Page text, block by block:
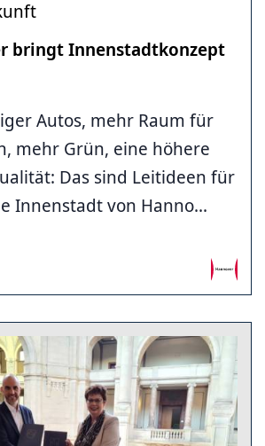
bringt Innen­stadt­konzept
Autos, mehr Raum für
mehr Grün, eine höhere
Das sind Leitideen für
Innenstadt von Hanno...